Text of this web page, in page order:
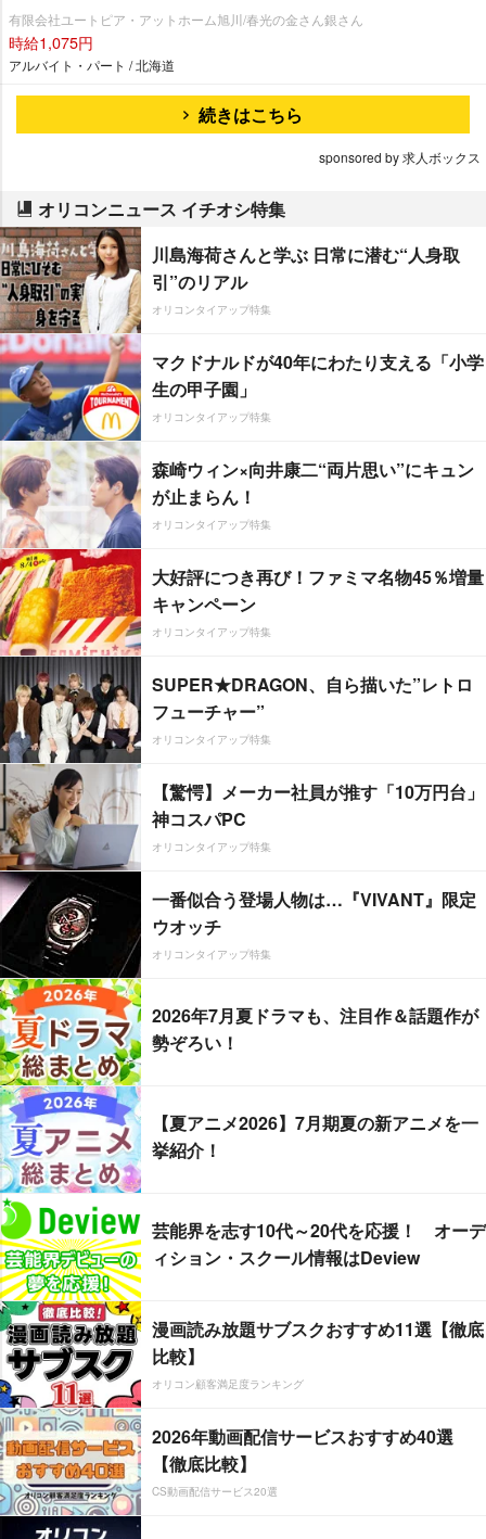
有限会社ユートピア・アットホーム旭川/春光の金さん銀さん
時給1,075円
アルバイト・パート / 北海道
続きはこちら
sponsored by 求人ボックス
オリコンニュース イチオシ特集
川島海荷さんと学ぶ 日常に潜む“人身取
引”のリアル
オリコンタイアップ特集
マクドナルドが40年にわたり支える「小学
生の甲子園」
オリコンタイアップ特集
森崎ウィン×向井康二“両片思い”にキュン
が止まらん！
オリコンタイアップ特集
大好評につき再び！ファミマ名物45％増量
キャンペーン
オリコンタイアップ特集
SUPER★DRAGON、自ら描いた”レトロ
フューチャー”
オリコンタイアップ特集
【驚愕】メーカー社員が推す「10万円台」
神コスパPC
オリコンタイアップ特集
一番似合う登場人物は…『VIVANT』限定
ウオッチ
オリコンタイアップ特集
2026年7月夏ドラマも、注目作＆話題作が
勢ぞろい！
【夏アニメ2026】7月期夏の新アニメを一
挙紹介！
芸能界を志す10代～20代を応援！ オーデ
ィション・スクール情報はDeview
漫画読み放題サブスクおすすめ11選【徹底
比較】
オリコン顧客満足度ランキング
2026年動画配信サービスおすすめ40選
【徹底比較】
CS動画配信サービス20選